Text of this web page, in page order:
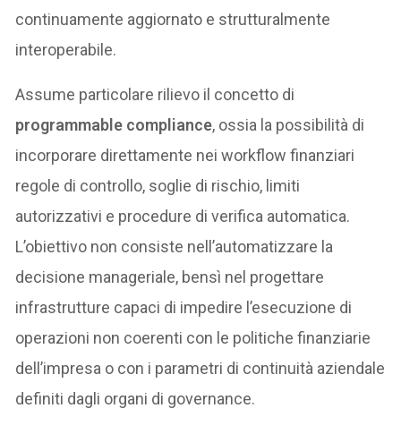
continuamente aggiornato e strutturalmente
interoperabile.
Assume particolare rilievo il concetto di
programmable compliance, ossia la possibilità di
incorporare direttamente nei workflow finanziari
regole di controllo, soglie di rischio, limiti
autorizzativi e procedure di verifica automatica.
L’obiettivo non consiste nell’automatizzare la
decisione manageriale, bensì nel progettare
infrastrutture capaci di impedire l’esecuzione di
operazioni non coerenti con le politiche finanziarie
dell’impresa o con i parametri di continuità aziendale
definiti dagli organi di governance.